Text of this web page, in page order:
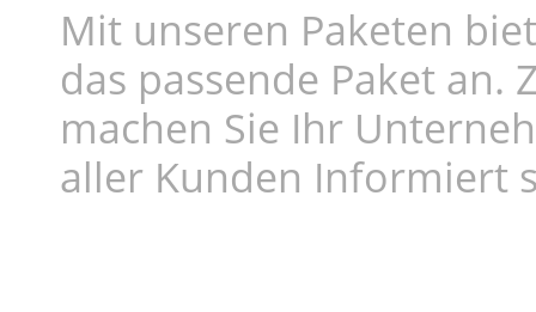
Mit unseren Paketen
das passende Paket an.
machen Sie Ihr
aller Kunden Informiert